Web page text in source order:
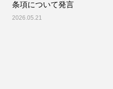
条項について発言
2026.05.21